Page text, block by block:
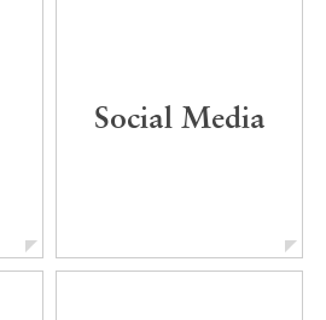
Social Media